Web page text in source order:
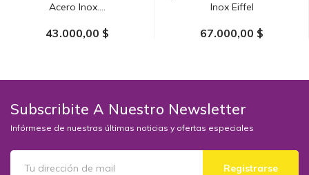
Acero Inox....
43.000,00 $
Inox Eiffel
67.000,00 $
Subscribite A Nuestro Newsletter
Infórmese de nuestras últimas noticias y ofertas especiales
Registrarse